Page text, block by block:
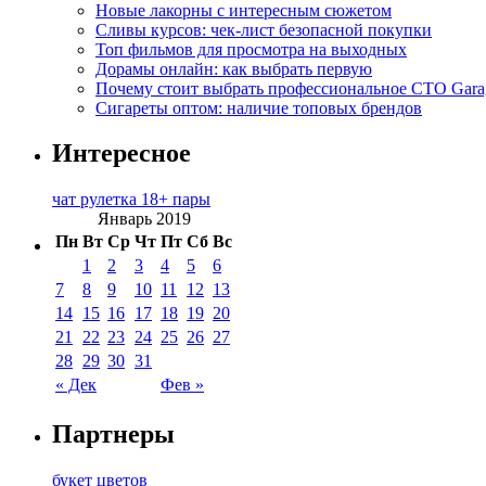
Новые лакорны с интересным сюжетом
Сливы курсов: чек-лист безопасной покупки
Топ фильмов для просмотра на выходных
Дорамы онлайн: как выбрать первую
Почему стоит выбрать профессиональное СТО
Сигареты оптом: наличие топовых брендов
Интересное
чат рулетка 18+ пары
Январь 2019
Пн Вт Ср Чт Пт Сб Вс
« Дек Фев »
1 2 3 4 5
6
7
8 9 10 11 12 13
14 15 16 17 18 19 20
21
22 23 24 25 26 27
28 29 30 31
Партнеры
букет цветов